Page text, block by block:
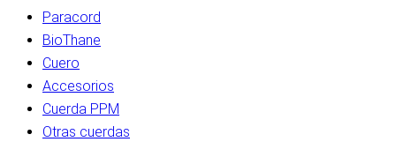
Paracord
BioThane
Cuero
Accesorios
Cuerda PPM
Otras cuerdas